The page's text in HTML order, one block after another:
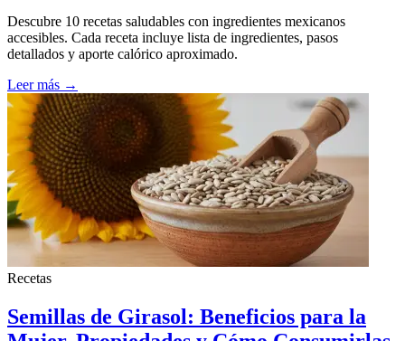
Descubre 10 recetas saludables con ingredientes mexicanos
accesibles. Cada receta incluye lista de ingredientes, pasos
detallados y aporte calórico aproximado.
Leer más →
Recetas
Semillas de Girasol: Beneficios para la